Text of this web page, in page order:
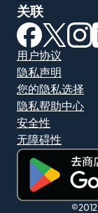
关联
（在新窗
（在
用户协议
隐私声明
您的隐私选择
隐私帮助中心
安全性
无障碍性
（在新窗口中打